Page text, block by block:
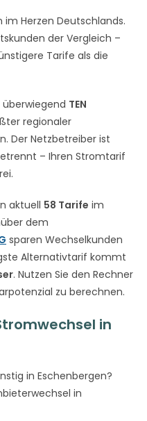
Herzen Deutschlands.
der Vergleich –
Tarife als die
TEN
regionaler
Der Netzbetreiber ist
– Ihren Stromtarif
aktuell 58 Tarife im
dem
sparen Wechselkunden
Alternativtarif kommt
. Nutzen Sie den Rechner
zu berechnen.
in
in Eschenbergen?
in